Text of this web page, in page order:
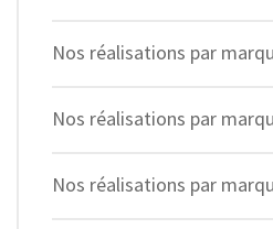
Nos réalisations par
Nos réalisations par
Nos réalisations par